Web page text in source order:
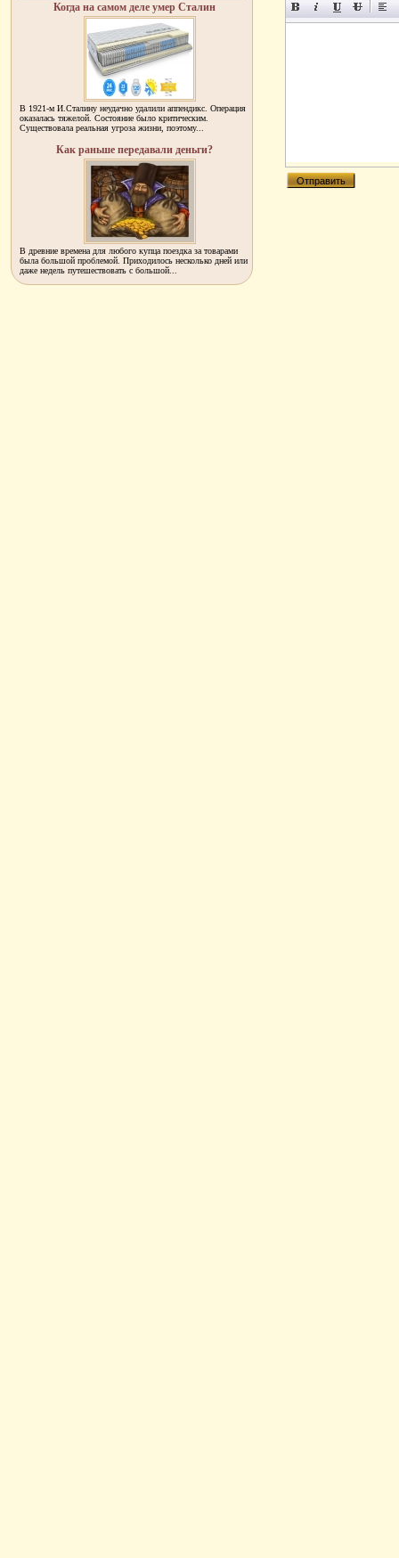
Когда на самом деле умер Сталин
В 1921-м И.Сталину неудачно удалили аппендикс. Операция
оказалась тяжелой. Состояние было критическим.
Существовала реальная угроза жизни, поэтому...
Как раньше передавали деньги?
В древние времена для любого купца поездка за товарами
была большой проблемой. Приходилось несколько дней или
даже недель путешествовать с большой...